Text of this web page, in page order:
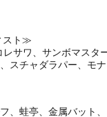
スト≫
サワ、サンボマスタ
スチャダラパー、モ
、蛙亭、金属バット